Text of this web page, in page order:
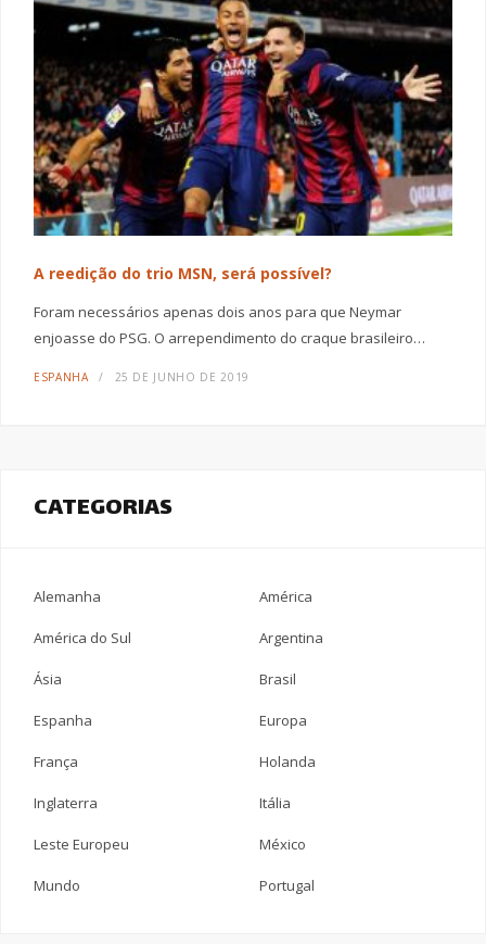
A reedição do trio MSN, será possível?
Foram necessários apenas dois anos para que Neymar
enjoasse do PSG. O arrependimento do craque brasileiro…
ESPANHA 25 DE JUNHO DE 2019
CATEGORIAS
Alemanha América
América do Sul Argentina
Ásia Brasil
Espanha Europa
França Holanda
Inglaterra Itália
Leste Europeu México
Mundo Portugal